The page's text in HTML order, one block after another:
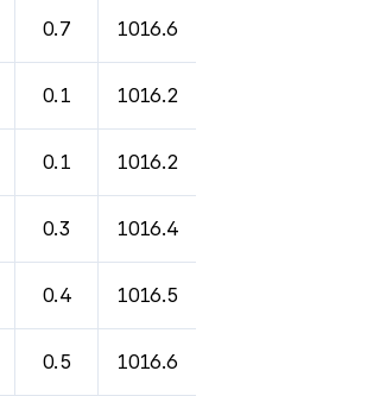
0.7 1016.6
0.1 1016.2
0.1 1016.2
0.3 1016.4
0.4 1016.5
0.5 1016.6